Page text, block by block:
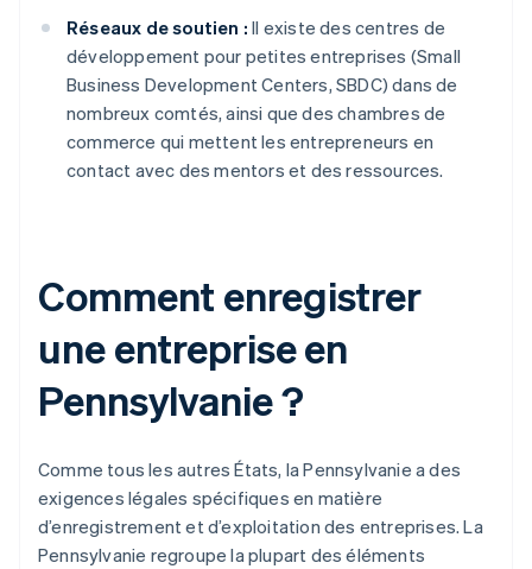
Réseaux de soutien : Il existe des centres de
développement pour petites entreprises (Small
Business Development Centers, SBDC) dans de
nombreux comtés, ainsi que des chambres de
commerce qui mettent les entrepreneurs en
contact avec des mentors et des ressources.
Comment enregistrer
une entreprise en
Pennsylvanie ?
Comme tous les autres États, la Pennsylvanie a des
exigences légales spécifiques en matière
d’enregistrement et d’exploitation des entreprises. La
Pennsylvanie regroupe la plupart des éléments